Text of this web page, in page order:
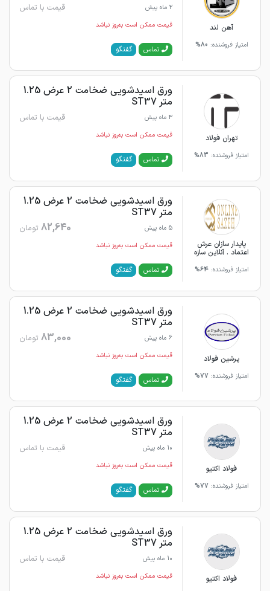
آهن لند
امتیاز فروشنده: 80%
2 ماه پیش قیمت با تماس
قیمت ممکن است به‌روز نباشد
تماس گفتگو
تهران فولاد
امتیاز فروشنده: 83%
ورق اسیدشویی ضخامت 2 عرض 1.25
متر ST37
3 ماه پیش قیمت با تماس
قیمت ممکن است به‌روز نباشد
تماس گفتگو
پایدار سازان عرش
اعتماد . آنلاین سازه
امتیاز فروشنده:64%
ورق اسیدشویی ضخامت 2 عرض 1.25
متر ST37
5 ماه پیش 82,640 تومان
قیمت ممکن است به‌روز نباشد
تماس گفتگو
پرشین فولاد
امتیاز فروشنده: 77%
ورق اسیدشویی ضخامت 2 عرض 1.25
متر ST37
6 ماه پیش 83,000 تومان
قیمت ممکن است به‌روز نباشد
تماس گفتگو
فولاد اکتیو
امتیاز فروشنده: 77%
ورق اسیدشویی ضخامت 2 عرض 1.25
متر ST37
10 ماه پیش قیمت با تماس
قیمت ممکن است به‌روز نباشد
تماس گفتگو
فولاد اکتیو
ورق اسیدشویی ضخامت 2 عرض 1.25
متر ST37
10 ماه پیش قیمت با تماس
قیمت ممکن است به‌روز نباشد